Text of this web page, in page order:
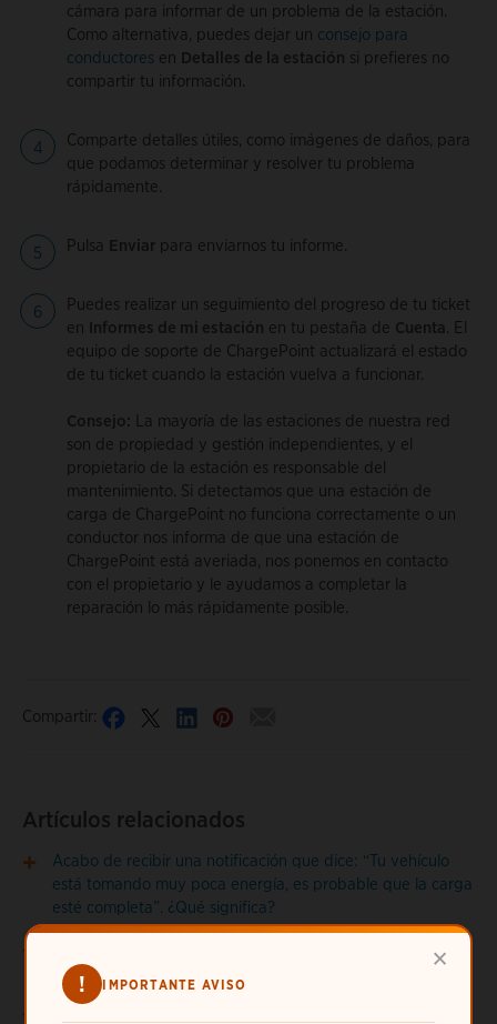
×
! IMPORTANTE AVISO
cámara para informar de un problema de la estación.
Como alternativa, puedes dejar un consejo para
conductores en Detalles de la estación si prefieres no
compartir tu información.
Comparte detalles útiles, como imágenes de daños, para
que podamos determinar y resolver tu problema
rápidamente.
Pulsa Enviar para enviarnos tu informe.
Puedes realizar un seguimiento del progreso de tu ticket
en Informes de mi estación en tu pestaña de Cuenta. El
equipo de soporte de ChargePoint actualizará el estado
de tu ticket cuando la estación vuelva a funcionar.
Consejo: La mayoría de las estaciones de nuestra red
son de propiedad y gestión independientes, y el
propietario de la estación es responsable del
mantenimiento. Si detectamos que una estación de
carga de ChargePoint no funciona correctamente o un
conductor nos informa de que una estación de
ChargePoint está averiada, nos ponemos en contacto
con el propietario y le ayudamos a completar la
reparación lo más rápidamente posible.
Compartir:
Artículos relacionados
Acabo de recibir una notificación que dice: “Tu vehículo
está tomando muy poca energía, es probable que la carga
esté completa”. ¿Qué significa?
¿Cómo encuentro e inicio una sesión de carga con mi VE
de alquiler?